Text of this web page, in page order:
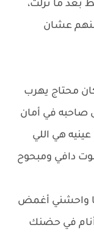
ما نزلت،
عشان
محتاج يهرب
صاحبه في أمان
هي اللي
دافي ومبحوح
واحشني أغمض
أنام في حضنك